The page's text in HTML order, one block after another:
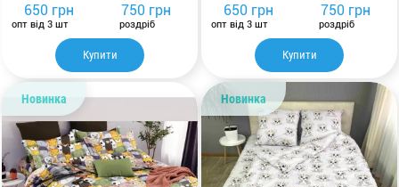
Купити
650 грн
опт від 3 шт
750 грн
роздріб
Купити
650 грн
опт від 3 шт
750 грн
роздріб
Новинка Новинка